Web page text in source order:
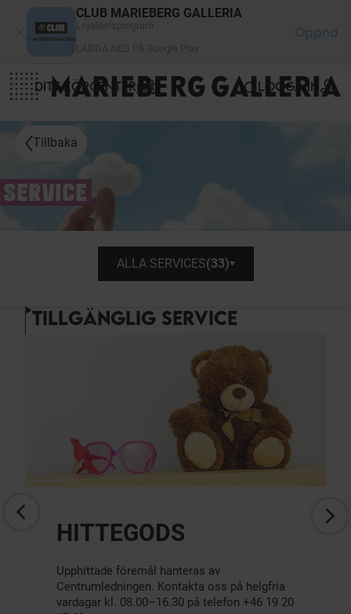
CLUB MARIEBERG GALLERIA
Öppna
DITT KÖPCENTER LOGGA IN
Tillbaka
SERVICE
ALLA SERVICES(33)
TILLGÄNGLIG SERVICE
HJÄRTSTARTARE
Hjärtstartare finns vid entré 1 (söder) och
entré 2 (norr).
Cookie- hanteringspanel